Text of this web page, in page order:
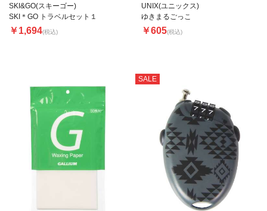
SKI&GO(スキーゴー)
SKI＊GO トラベルセット１
￥1,694(税込)
UNIX(ユニックス)
ゆきまるごっこ
￥605(税込)
SALE